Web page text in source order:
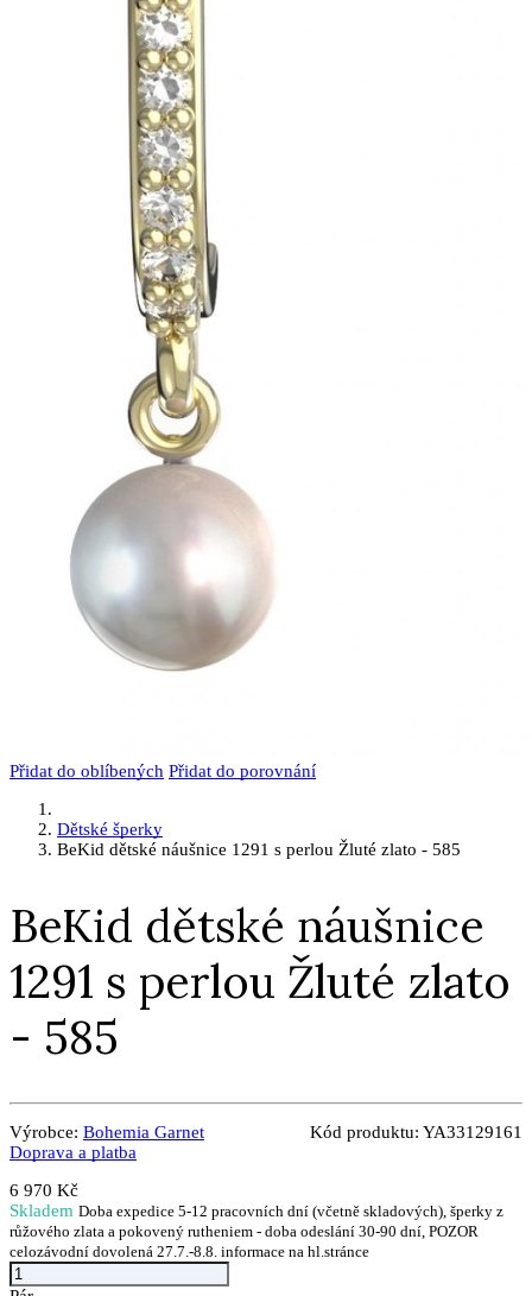
Přidat do oblíbených Přidat do porovnání
Dětské šperky
BeKid dětské náušnice 1291 s perlou Žluté zlato - 585
BeKid dětské náušnice
1291 s perlou Žluté zlato
- 585
Výrobce: Bohemia Garnet Kód produktu: YA33129161
Doprava a platba
6 970 Kč
Skladem Doba expedice 5-12 pracovních dní (včetně skladových), šperky z
růžového zlata a pokovený rutheniem - doba odeslání 30-90 dní, POZOR
celozávodní dovolená 27.7.-8.8. informace na hl.stránce